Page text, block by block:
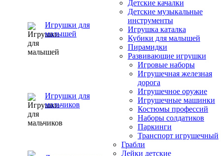
Игрушки для
малышей
Детские качалки
Детские музыкальные
инструменты
Игрушка каталка
Кубики для малышей
Пирамидки
Развивающие игрушки
Игрушки для
мальчиков
Игровые наборы
Игрушечная железная
дорога
Игрушечное оружие
Игрушечные машинки
Костюмы профессий
Наборы солдатиков
Паркинги
Транспорт игрушечный
Грабли
Лейки детские